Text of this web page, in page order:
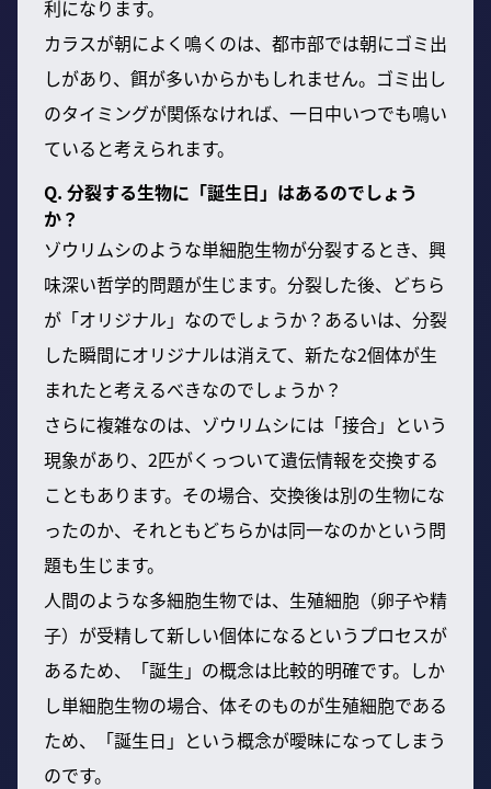
利になります。
カラスが朝によく鳴くのは、都市部では朝にゴミ出
しがあり、餌が多いからかもしれません。ゴミ出し
のタイミングが関係なければ、一日中いつでも鳴い
ていると考えられます。
Q. 分裂する生物に「誕生日」はあるのでしょう
か？
ゾウリムシのような単細胞生物が分裂するとき、興
味深い哲学的問題が生じます。分裂した後、どちら
が「オリジナル」なのでしょうか？あるいは、分裂
した瞬間にオリジナルは消えて、新たな2個体が生
まれたと考えるべきなのでしょうか？
さらに複雑なのは、ゾウリムシには「接合」という
現象があり、2匹がくっついて遺伝情報を交換する
こともあります。その場合、交換後は別の生物にな
ったのか、それともどちらかは同一なのかという問
題も生じます。
人間のような多細胞生物では、生殖細胞（卵子や精
子）が受精して新しい個体になるというプロセスが
あるため、「誕生」の概念は比較的明確です。しか
し単細胞生物の場合、体そのものが生殖細胞である
ため、「誕生日」という概念が曖昧になってしまう
のです。